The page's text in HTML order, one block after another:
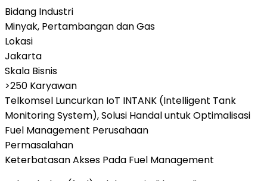
Bidang Industri
Minyak, Pertambangan dan Gas
Lokasi
Jakarta
Skala Bisnis
>250 Karyawan
Telkomsel Luncurkan IoT INTANK (Intelligent Tank
Monitoring System), Solusi Handal untuk Optimalisasi
Fuel Management Perusahaan
Permasalahan
Keterbatasan Akses Pada Fuel Management